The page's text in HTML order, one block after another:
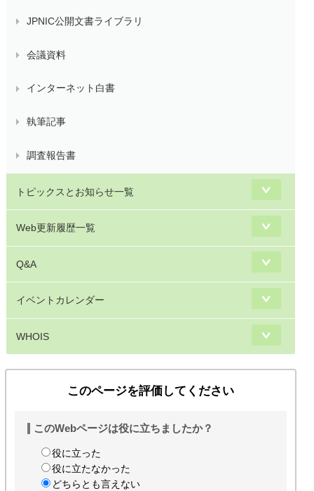
JPNIC公開文書ライブラリ
会議資料
インターネット白書
執筆記事
調査報告書
トピックスとお知らせ一覧
Web更新履歴一覧
Q&A
イベントカレンダー
WHOIS
このページを評価してください
このWebページは役に立ちましたか？
役に立った
役に立たなかった
どちらとも言えない